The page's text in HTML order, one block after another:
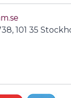
101 35